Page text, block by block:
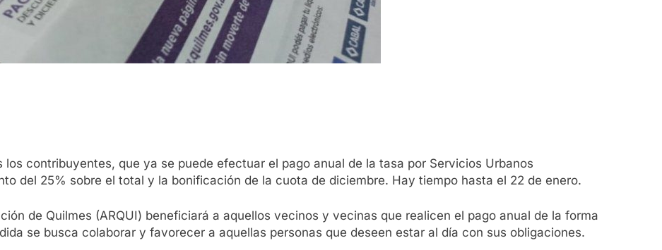
los contribuyentes, que ya se puede efectuar el pago anual de la tasa por Servicios Urbanos
del 25% sobre el total y la bonificación de la cuota de diciembre. Hay tiempo hasta el 22 de enero.
de Quilmes (ARQUI) beneficiará a aquellos vecinos y vecinas que realicen el pago anual de la forma
se busca colaborar y favorecer a aquellas personas que deseen estar al día con sus obligaciones.